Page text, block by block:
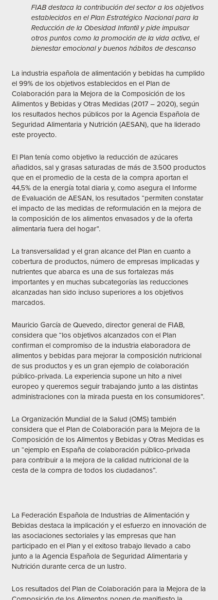
FIAB destaca la contribución del sector a los objetivos
establecidos en el Plan Estratégico Nacional para la
Reducción de la Obesidad Infantil y pide impulsar
otros puntos como la promoción de la vida activa, el
bienestar emocional y buenos hábitos de descanso
La industria española de alimentación y bebidas ha cumplido
el 99% de los objetivos establecidos en el Plan de
Colaboración para la Mejora de la Composición de los
Alimentos y Bebidas y Otras Medidas (2017 – 2020), según
los resultados hechos públicos por la Agencia Española de
Seguridad Alimentaria y Nutrición (AESAN), que ha liderado
este proyecto.
El Plan tenía como objetivo la reducción de azúcares
añadidos, sal y grasas saturadas de más de 3.500 productos
que en el promedio de la cesta de la compra aportan el
44,5% de la energía total diaria y, como asegura el Informe
de Evaluación de AESAN, los resultados “permiten constatar
el impacto de las medidas de reformulación en la mejora de
la composición de los alimentos envasados y de la oferta
alimentaria fuera del hogar”.
La transversalidad y el gran alcance del Plan en cuanto a
cobertura de productos, número de empresas implicadas y
nutrientes que abarca es una de sus fortalezas más
importantes y en muchas subcategorías las reducciones
alcanzadas han sido incluso superiores a los objetivos
marcados.
Mauricio García de Quevedo, director general de FIAB,
considera que “los objetivos alcanzados con el Plan
confirman el compromiso de la industria elaboradora de
alimentos y bebidas para mejorar la composición nutricional
de sus productos y es un gran ejemplo de colaboración
público-privada. La experiencia supone un hito a nivel
europeo y queremos seguir trabajando junto a las distintas
administraciones con la mirada puesta en los consumidores”.
La Organización Mundial de la Salud (OMS) también
considera que el Plan de Colaboración para la Mejora de la
Composición de los Alimentos y Bebidas y Otras Medidas es
un “ejemplo en España de colaboración público-privada
para contribuir a la mejora de la calidad nutricional de la
cesta de la compra de todos los ciudadanos”.
La Federación Española de Industrias de Alimentación y
Bebidas destaca la implicación y el esfuerzo en innovación de
las asociaciones sectoriales y las empresas que han
participado en el Plan y el exitoso trabajo llevado a cabo
junto a la Agencia Española de Seguridad Alimentaria y
Nutrición durante cerca de un lustro.
Los resultados del Plan de Colaboración para la Mejora de la